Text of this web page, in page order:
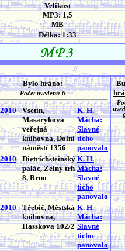
Velikost
MP3: 1,5
MB
Délka: 1:33
Bylo hráno:
Počet uvedení: 6
Vsetín,
Masarykova
veřejná
knihovna, Dolní
náměstí 1356
K. H.
Mácha:
Slavné
ticho
panovalo
Dietrichsteinský
palác, Zelný trh
8, Brno
K. H.
Mácha:
Slavné
ticho
panovalo
Třebíč, Městská
knihovna,
Hasskova 102/2
K. H.
Mácha:
Slavné
ticho
panovalo